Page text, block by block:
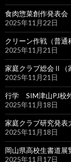
食肉惣菜創作発表会
2025年11月22日
クリーン作戦（普通
2025年11月21日
家庭クラブ総会Ⅱ（
2025年11月21日
行学 SIM津山PJ校
2025年11月18日
家庭クラブ研究発表
2025年11月18日
岡山県高校生書道展
2025年11月17日